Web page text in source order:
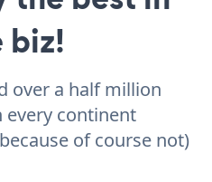
biz!
over a half million
every continent
of course not)